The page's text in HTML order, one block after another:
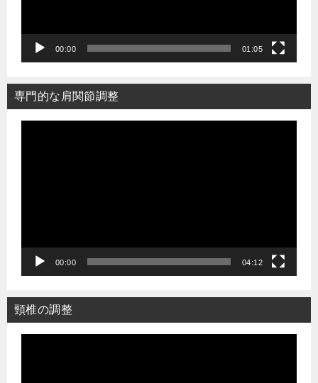
00:00 01:05
専門的な肩関節調整
00:00 04:12
頸椎の調整